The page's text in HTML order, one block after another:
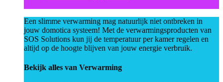
Een slimme verwarming mag natuurlijk niet ontbreken in
jouw domotica systeem! Met de verwarmingsproducten van
SOS Solutions kun jij de temperatuur per kamer regelen en
altijd op de hoogte blijven van jouw energie verbruik.
Bekijk alles van Verwarming